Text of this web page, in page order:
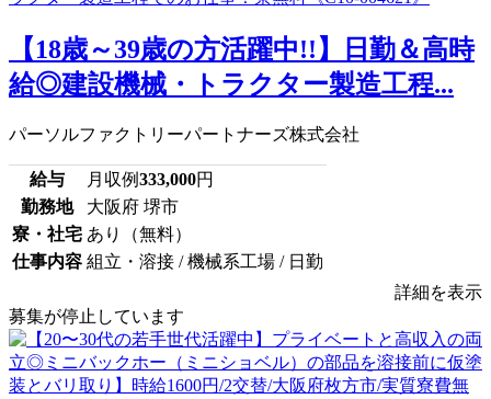
【18歳～39歳の方活躍中!!】日勤＆高時
給◎建設機械・トラクター製造工程...
パーソルファクトリーパートナーズ株式会社
給与 月収例333,000円
勤務地
大阪府 堺市
寮・社宅 あり（無料）
仕事内容 組立・溶接 / 機械系工場 / 日勤
詳細を表示
募集が停止しています